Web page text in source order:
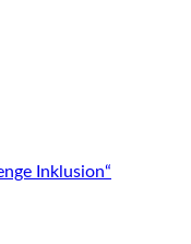
Inklusion“